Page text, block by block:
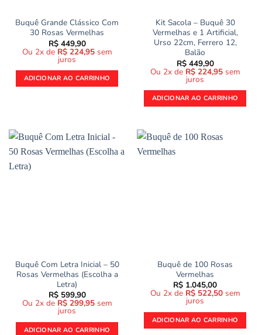
Buquê Grande Clássico Com
30 Rosas Vermelhas
R$449,90
Ou 2x de R$224,95 sem
juros
ADICIONAR AO CARRINHO
Kit Sacola – Buquê 30
Vermelhas e 1 Artificial,
Urso 22cm, Ferrero 12,
Balão
R$449,90
Ou 2x de R$224,95 sem
juros
ADICIONAR AO CARRINHO
Buquê Com Letra Inicial – 50
Rosas Vermelhas (Escolha a
Letra)
R$599,90
Ou 2x de R$299,95 sem
juros
ADICIONAR AO CARRINHO
Buquê de 100 Rosas
Vermelhas
R$ 1.045,00
Ou 2x de R$522,50 sem
juros
ADICIONAR AO CARRINHO